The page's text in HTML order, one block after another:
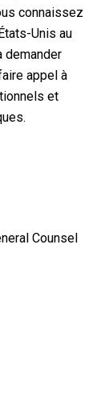
connaissez
Unis au
demander
appel à
et
Counsel